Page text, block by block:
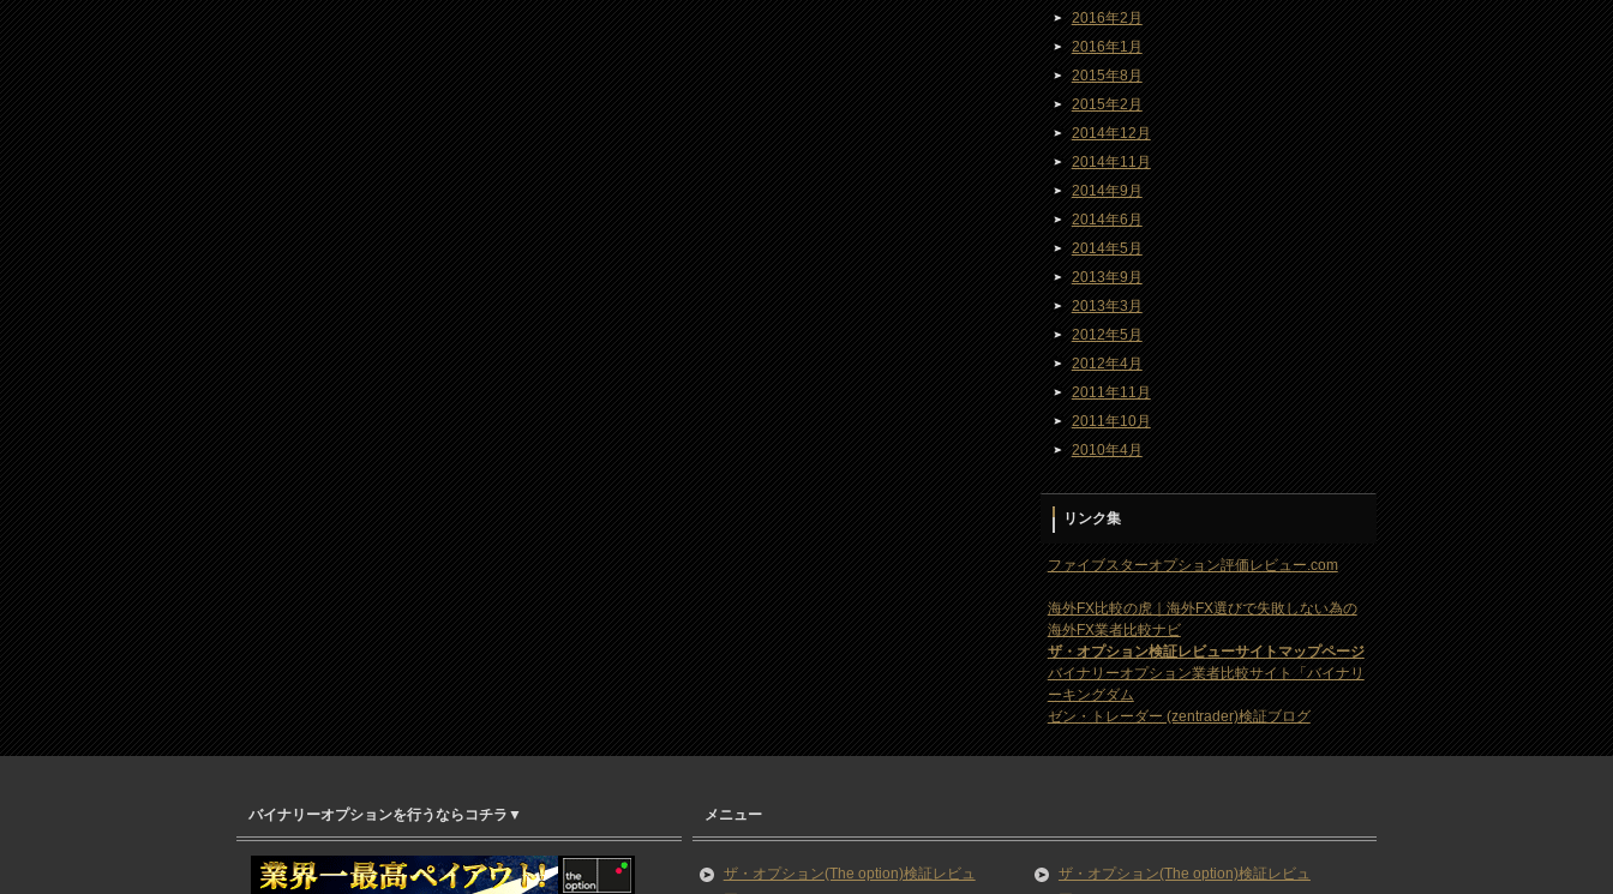
2016年2月
2016年1月
2015年8月
2015年2月
2014年12月
2014年11月
2014年9月
2014年6月
2014年5月
2013年9月
2013年3月
2012年5月
2012年4月
2011年11月
2011年10月
2010年4月
リンク集
ファイブスターオプション評価レビュー.com
海外FX比較の虎｜海外FX選びで失敗しない為の
海外FX業者比較ナビ
ザ・オプション検証レビューサイトマップページ
バイナリーオプション業者比較サイト「バイナリ
ーキングダム
ゼン・トレーダー (zentrader)検証ブログ
バイナリーオプションを行うならコチラ▼ メニュー
ザ・オプション(The option)検証レビュ
ザ・オプション(The option)検証レビュ